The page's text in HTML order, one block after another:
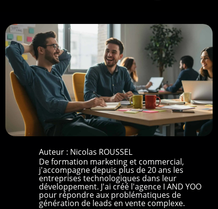
Auteur : Nicolas ROUSSEL
De formation marketing et commercial,
j'accompagne depuis plus de 20 ans les
entreprises technologiques dans leur
développement. J'ai créé l'agence I AND YOO
pour répondre aux problématiques de
génération de leads en vente complexe.